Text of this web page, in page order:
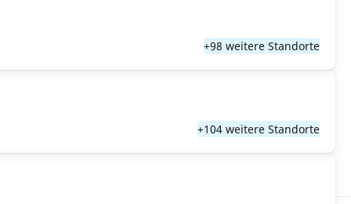
+98 weitere Standorte
+104 weitere Standorte